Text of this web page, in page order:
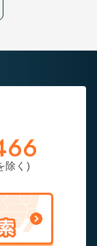
除く)